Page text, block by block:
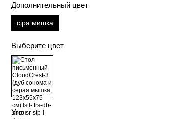
Дополнительный цвет
сіра мишка
Выберите цвет
Угол